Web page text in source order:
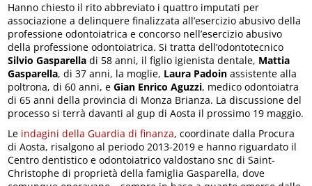
Hanno chiesto il rito abbreviato i quattro imputati per
associazione a delinquere finalizzata all’esercizio abusivo della
professione odontoiatrica e concorso nell’esercizio abusivo
della professione odontoiatrica. Si tratta dell’odontotecnico
Silvio Gasparella di 58 anni, il figlio igienista dentale, Mattia
Gasparella, di 37 anni, la moglie, Laura Padoin assistente alla
poltrona, di 60 anni, eGian Enrico Aguzzi, medico odontoiatra
di 65 anni della provincia di Monza Brianza. La discussione del
processo si terrà davanti al gup di Aosta il prossimo 19 maggio.
Le indagini della Guardia di finanza, coordinate dalla Procura
di Aosta, risalgono al periodo 2013-2019 e hanno riguardato il
Centro dentistico e odontoiatrico valdostano snc di Saint-
Christophe di proprietà della famiglia Gasparella, dove